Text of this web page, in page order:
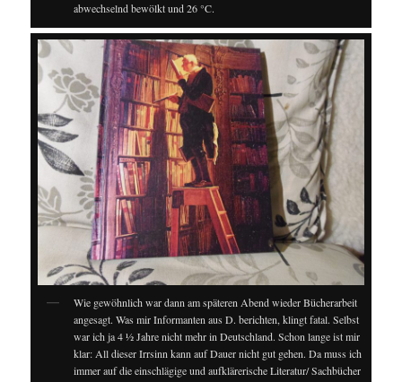
abwechselnd bewölkt und 26 °C.
Wie gewöhnlich war dann am späteren Abend wieder Bücherarbeit
angesagt. Was mir Informanten aus D. berichten, klingt fatal. Selbst
war ich ja 4 ½ Jahre nicht mehr in Deutschland. Schon lange ist mir
klar: All dieser Irrsinn kann auf Dauer nicht gut gehen. Da muss ich
immer auf die einschlägige und aufklärerische Literatur/ Sachbücher